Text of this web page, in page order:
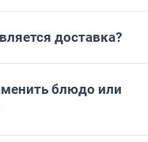
доставка?
блюдо или